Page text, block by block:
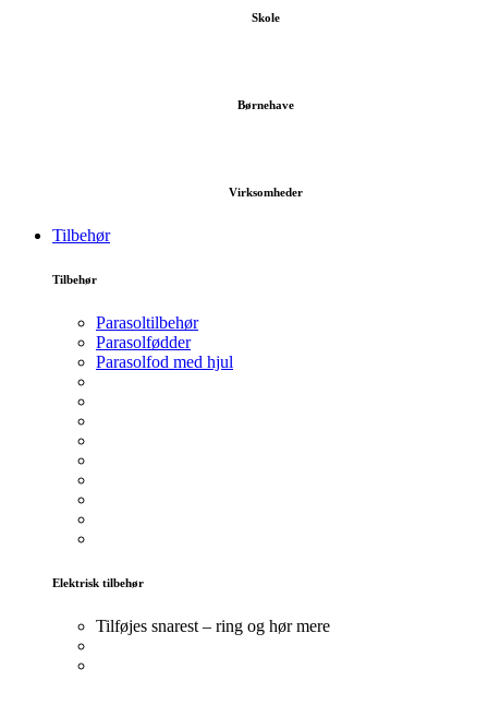
Skole
Børnehave
Virksomheder
Tilbehør
Tilbehør
Parasoltilbehør
Parasolfødder
Parasolfod med hjul
Elektrisk tilbehør
Tilføjes snarest – ring og hør mere